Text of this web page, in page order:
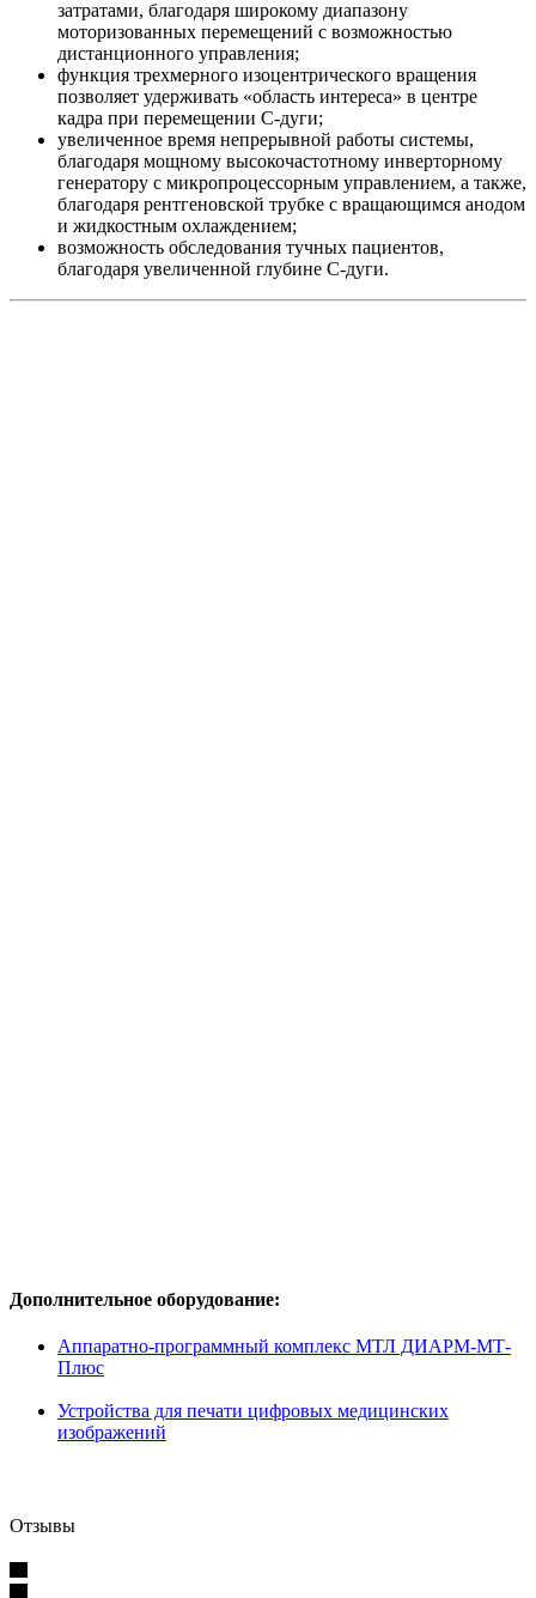
затратами, благодаря широкому диапазону
моторизованных перемещений с возможностью
дистанционного управления;
функция трехмерного изоцентрического вращения
позволяет удерживать «область интереса» в центре
кадра при перемещении С-дуги;
увеличенное время непрерывной работы системы,
благодаря мощному высокочастотному инверторному
генератору с микропроцессорным управлением, а также,
благодаря рентгеновской трубке с вращающимся анодом
и жидкостным охлаждением;
возможность обследования тучных пациентов,
благодаря увеличенной глубине С-дуги.
Дополнительное оборудование:
Аппаратно-программный комплекс МТЛ ДИАРМ-МТ-
Плюс
Устройства для печати цифровых медицинских
изображений
Отзывы